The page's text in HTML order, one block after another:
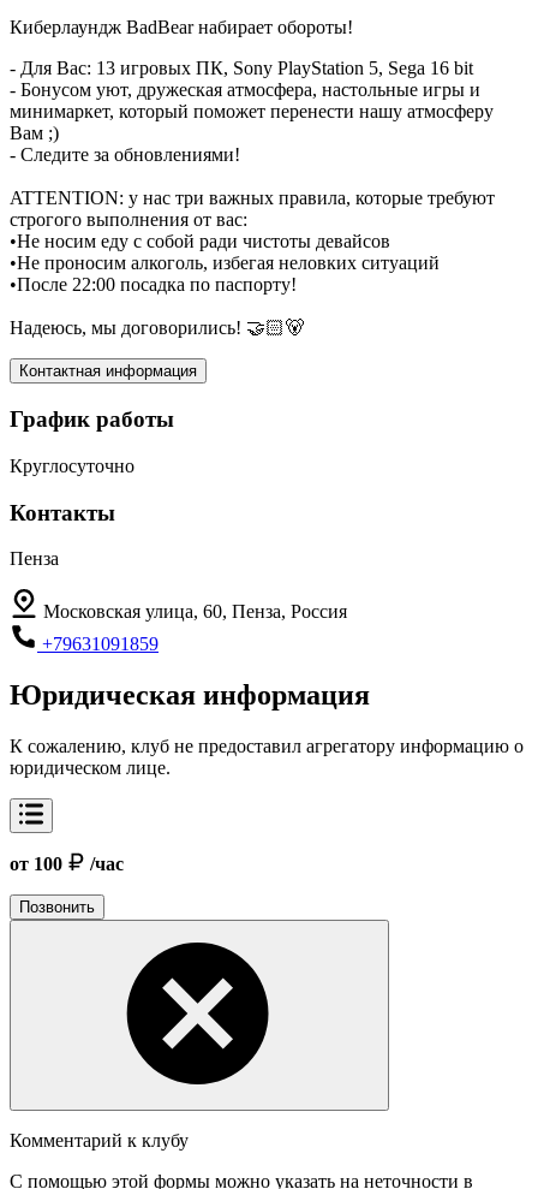
Киберлаундж BadBear набирает обороты!
- Для Вас: 13 игровых ПК, Sony PlayStation 5, Sega 16 bit
- Бонусом уют, дружеская атмосфера, настольные игры и
минимаркет, который поможет перенести нашу атмосферу
Вам ;)
- Следите за обновлениями!
ATTENTION: у нас три важных правила, которые требуют
строгого выполнения от вас:
•Не носим еду с собой ради чистоты девайсов
•Не проносим алкоголь, избегая неловких ситуаций
•После 22:00 посадка по паспорту!
Надеюсь, мы договорились! 🤝🏻🐻
Контактная информация
График работы
Круглосуточно
Контакты
Пенза
Московская улица, 60, Пенза, Россия
+79631091859
Юридическая информация
К сожалению, клуб не предоставил агрегатору информацию о
юридическом лице.
от 100 /час
Позвонить
Комментарий к клубу
С помощью этой формы можно указать на неточности в